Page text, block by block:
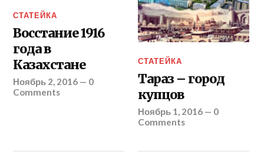
СТАТЕЙКА
Восстание 1916
года в
Казахстане
Ноябрь 2, 2016 — 0
Comments
СТАТЕЙКА
Тараз – город
купцов
Ноябрь 1, 2016 — 0
Comments